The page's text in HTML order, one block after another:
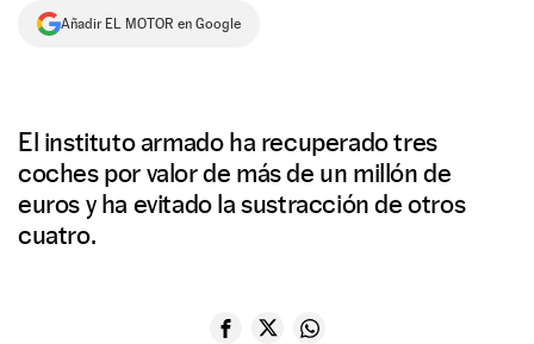
Añadir EL MOTOR en Google
El instituto armado ha recuperado tres
coches por valor de más de un millón de
euros y ha evitado la sustracción de otros
cuatro.